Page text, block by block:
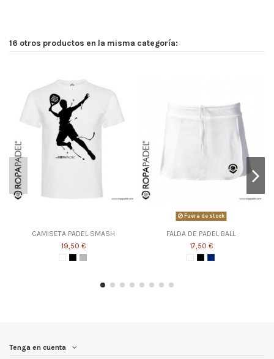
16 otros productos en la misma categoría:
CAMISETA PADEL SMASH
19,50 €
Fuera de stock
FALDA DE PADEL BALL
17,50 €
Tenga en cuenta